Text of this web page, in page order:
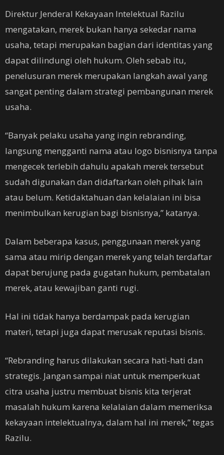
Direktur Jenderal Kekayaan Intelektual Razilu
mengatakan, merek bukan hanya sekedar nama
usaha, tetapi merupakan bagian dari identitas yang
dapat dilindungi oleh hukum. Oleh sebab itu,
penelusuran merek merupakan langkah awal yang
sangat penting dalam strategi pembangunan merek
usaha.
“Banyak pelaku usaha yang ingin rebranding,
langsung mengganti nama atau logo bisnisnya tanpa
mengecek terlebih dahulu apakah merek tersebut
sudah digunakan dan didaftarkan oleh pihak lain
atau belum. Ketidaktahuan dan kelalaian ini bisa
menimbulkan kerugian bagi bisnisnya,” katanya.
Dalam beberapa kasus, penggunaan merek yang
sama atau mirip dengan merek yang telah terdaftar
dapat berujung pada gugatan hukum, pembatalan
merek, atau kewajiban ganti rugi.
Hal ini tidak hanya berdampak pada kerugian
materi, tetapi juga dapat merusak reputasi bisnis.
“Rebranding harus dilakukan secara hati-hati dan
strategis. Jangan sampai niat untuk memperkuat
citra usaha justru membuat bisnis kita terjerat
masalah hukum karena kelalaian dalam memeriksa
kekayaan intelektualnya, dalam hal ini merek,” tegas
Razilu.